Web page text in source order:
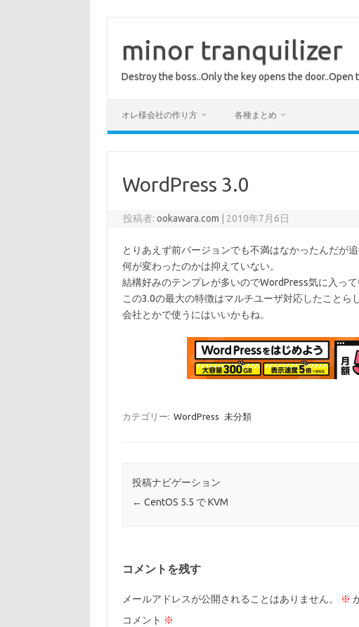
minor tranquilizer
Destroy the boss..Only the key opens the door..Open
オレ様会社の作り方 各種まとめ
WordPress 3.0
投稿者:ookawara.com 2010年7月6日
とりあえず前バージョンでも不満はなかったんだが追
何が変わったのかは抑えていない。
結構好みのテンプレが多いのでWordPress気に入って
この3.0の最大の特徴はマルチユーザ対応したことら
会社とかで使うにはいいかもね。
カテゴリー: WordPress 未分類
投稿ナビゲーション
← CentOS 5.5 で KVM
コメントを残す
メールアドレスが公開されることはありません。 ※
コメント ※